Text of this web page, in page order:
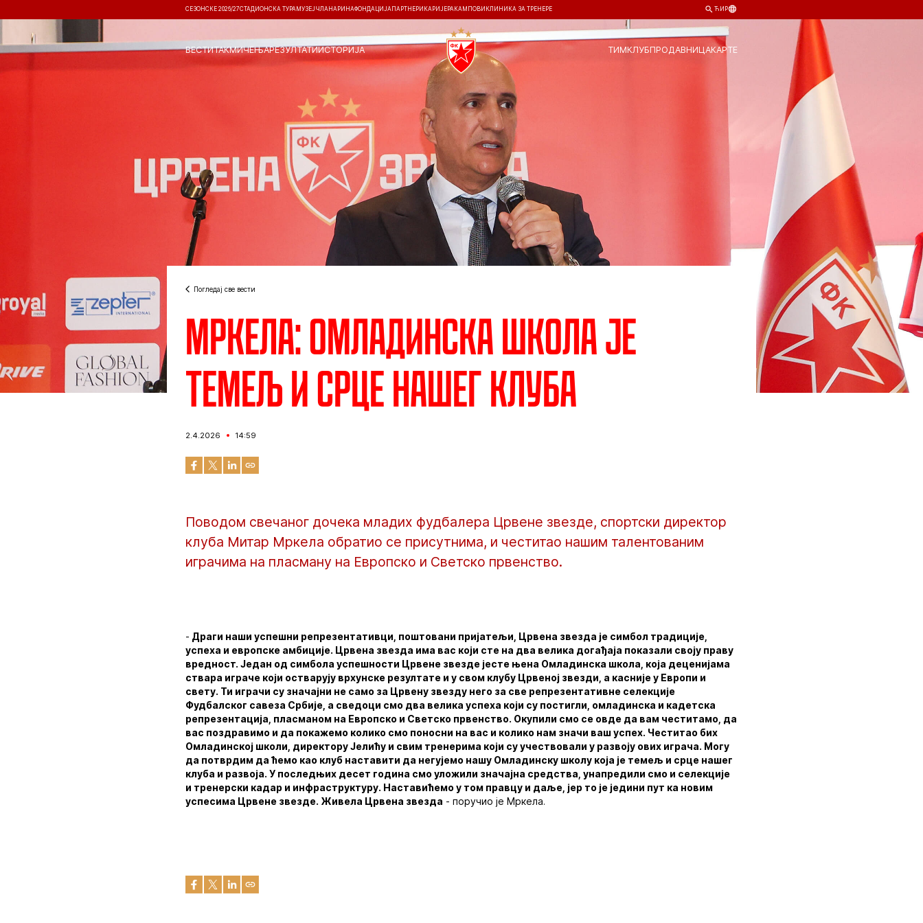
СЕЗОНСКЕ 2026/27СТАДИОНСКА ТУРА МУЗЕЈ ЧЛАНАРИНАФОНДАЦИЈА ПАРТНЕРИ КАРИЈЕРА КАМПОВИ КЛИНИКА ЗА ТРЕНЕРЕ ЋИР
ВЕСТИТАКМИЧЕЊАРЕЗУЛТАТИИСТОРИЈА ТИМКЛУБПРОДАВНИЦАКАРТЕ
Погледај све вести
Мркела: Омладинска школа је
темељ и срце нашег клуба
2.4.2026 14:59
Поводом свечаног дочека младих фудбалера Црвене звезде, спортски директор
клуба Митар Мркела обратио се присутнима, и честитао нашим талентованим
играчима на пласману на Европско и Светско првенство.
- Драги наши успешни репрезентативци, поштовани пријатељи, Црвена звезда је симбол традиције,
успеха и европске амбиције. Црвена звезда има вас који сте на два велика догађаја показали своју праву
вредност. Један од симбола успешности Црвене звезде јесте њена Омладинска школа, која деценијама
ствара играче који остварују врхунске резултате и у свом клубу Црвеној звезди, а касније у Европи и
свету. Ти играчи су значајни не само за Црвену звезду него за све репрезентативне селекције
Фудбалског савеза Србије, а сведоци смо два велика успеха који су постигли, омладинска и кадетска
репрезентација, пласманом на Европско и Светско првенство. Окупили смо се овде да вам честитамо, да
вас поздравимо и да покажемо колико смо поносни на вас и колико нам значи ваш успех. Честитао бих
Омладинској школи, директору Јелићу и свим тренерима који су учествовали у развоју ових играча. Могу
да потврдим да ћемо као клуб наставити да негујемо нашу Омладинску школу која је темељ и срце нашег
клуба и развоја. У последњих десет година смо уложили значајна средства, унапредили смо и селекције
и тренерски кадар и инфраструктуру. Наставићемо у том правцу и даље, јер то је једини пут ка новим
успесима Црвене звезде. Живела Црвена звезда - поручио је Мркела.